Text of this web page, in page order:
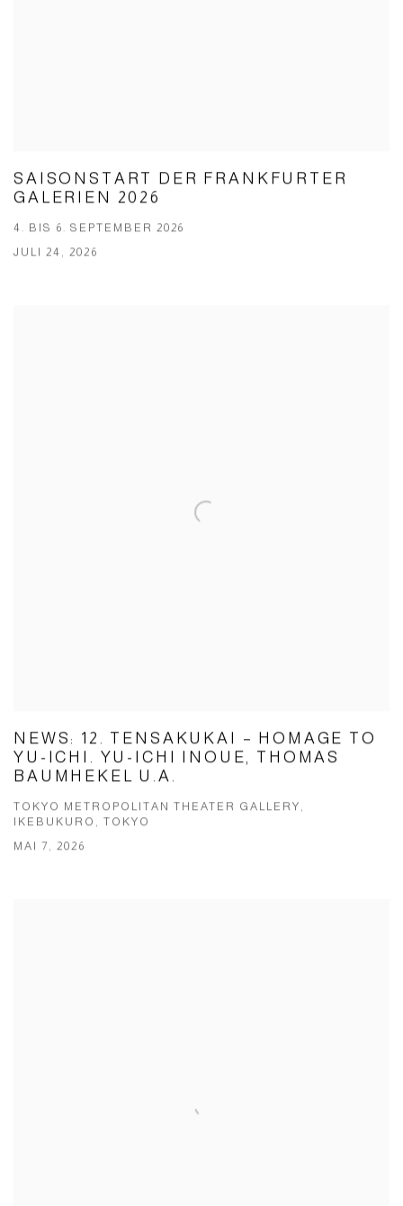
SAISONSTART DER FRANKFURTER
GALERIEN 2026
4. BIS 6. SEPTEMBER 2026
JULI 24, 2026
NEWS: 12. TENSAKUKAI – HOMAGE TO
YU-ICHI. YU-ICHI INOUE, THOMAS
BAUMHEKEL U.A.
TOKYO METROPOLITAN THEATER GALLERY,
IKEBUKURO, TOKYO
MAI 7, 2026